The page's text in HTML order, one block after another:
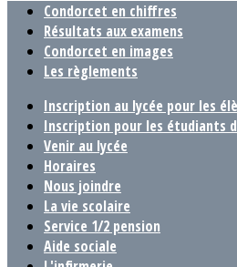
Condorcet en chiffres
Résultats aux examens
Condorcet en images
Les règlements
Inscription au lycée pour les
Inscription pour les étudiants
Venir au lycée
Horaires
Nous joindre
La vie scolaire
Service 1/2 pension
Aide sociale